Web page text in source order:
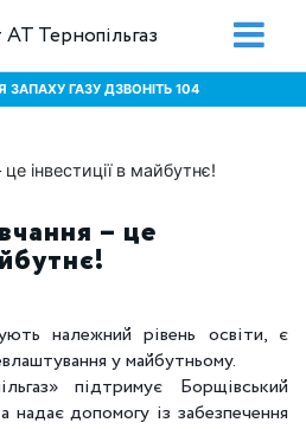
Тернопільгаз
ЗАПАХУ ГАЗУ ДЗВОНІТЬ 104
– це
належний рівень освіти, є
у майбутньому.
підтримує Борщівський
надає допомогу із забезпечення